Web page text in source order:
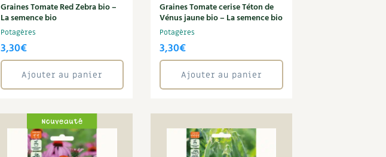
Graines Tomate Red Zebra bio –
La semence bio
Potagères
3,30€
Ajouter au panier
Graines Tomate cerise Téton de
Vénus jaune bio – La semence bio
Potagères
3,30€
Ajouter au panier